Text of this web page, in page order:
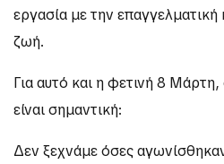
εργασία με την
ζωή.
Για αυτό και η φετινή 8
είναι σημαντική:
Δεν ξεχνάμε όσες